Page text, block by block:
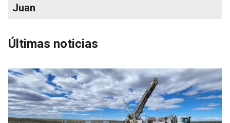
Juan
Últimas noticias